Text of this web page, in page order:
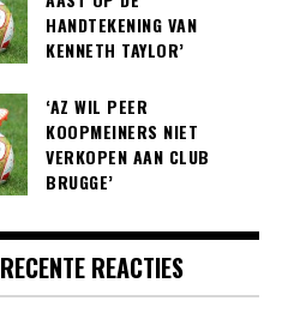
HANDTEKENING VAN
KENNETH TAYLOR’
‘AZ WIL PEER
KOOPMEINERS NIET
VERKOPEN AAN CLUB
BRUGGE’
RECENTE REACTIES